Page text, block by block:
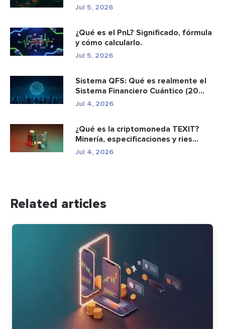
Jul 5, 2026
¿Qué es el PnL? Significado, fórmula
y cómo calcularlo.
Jul 5, 2026
Sistema QFS: Qué es realmente el
Sistema Financiero Cuántico (20...
Jul 4, 2026
¿Qué es la criptomoneda TEXIT?
Minería, especificaciones y ries...
Jul 4, 2026
Related articles